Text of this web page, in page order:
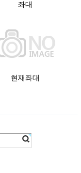
좌대
현재좌대